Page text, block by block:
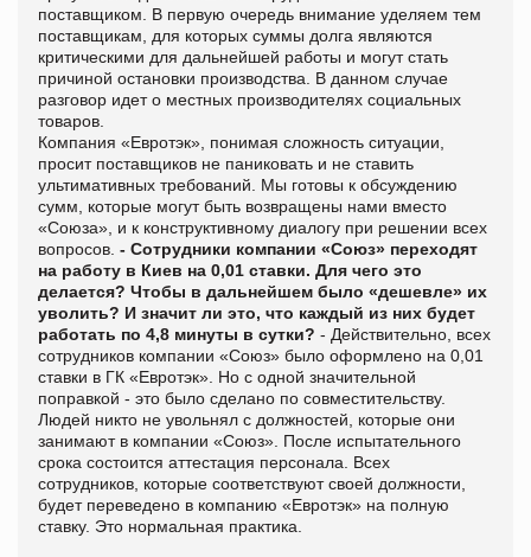
поставщиком. В первую очередь внимание уделяем тем
поставщикам, для которых суммы долга являются
критическими для дальнейшей работы и могут стать
причиной остановки производства. В данном случае
разговор идет о местных производителях социальных
товаров.
Компания «Евротэк», понимая сложность ситуации,
просит поставщиков не паниковать и не ставить
ультимативных требований. Мы готовы к обсуждению
сумм, которые могут быть возвращены нами вместо
«Союза», и к конструктивному диалогу при решении всех
вопросов. - Сотрудники компании «Союз» переходят
на работу в Киев на 0,01 ставки. Для чего это
делается? Чтобы в дальнейшем было «дешевле» их
уволить? И значит ли это, что каждый из них будет
работать по 4,8 минуты в сутки? - Действительно, всех
сотрудников компании «Союз» было оформлено на 0,01
ставки в ГК «Евротэк». Но с одной значительной
поправкой - это было сделано по совместительству.
Людей никто не увольнял с должностей, которые они
занимают в компании «Союз». После испытательного
срока состоится аттестация персонала. Всех
сотрудников, которые соответствуют своей должности,
будет переведено в компанию «Евротэк» на полную
ставку. Это нормальная практика.